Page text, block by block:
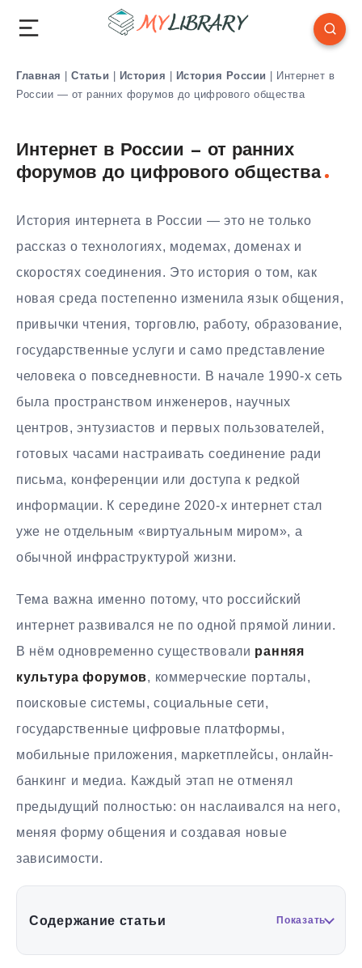
Главная | Статьи | История | История России | Интернет в
России — от ранних форумов до цифрового общества
Интернет в России — от ранних
форумов до цифрового общества
История интернета в России — это не только
рассказ о технологиях, модемах, доменах и
скоростях соединения. Это история о том, как
новая среда постепенно изменила язык общения,
привычки чтения, торговлю, работу, образование,
государственные услуги и само представление
человека о повседневности. В начале 1990-х сеть
была пространством инженеров, научных
центров, энтузиастов и первых пользователей,
готовых часами настраивать соединение ради
письма, конференции или доступа к редкой
информации. К середине 2020-х интернет стал
уже не отдельным «виртуальным миром», а
обычной инфраструктурой жизни.
Тема важна именно потому, что российский
интернет развивался не по одной прямой линии.
В нём одновременно существовали ранняя
культура форумов, коммерческие порталы,
поисковые системы, социальные сети,
государственные цифровые платформы,
мобильные приложения, маркетплейсы, онлайн-
банкинг и медиа. Каждый этап не отменял
предыдущий полностью: он наслаивался на него,
меняя форму общения и создавая новые
зависимости.
Содержание статьи Показать